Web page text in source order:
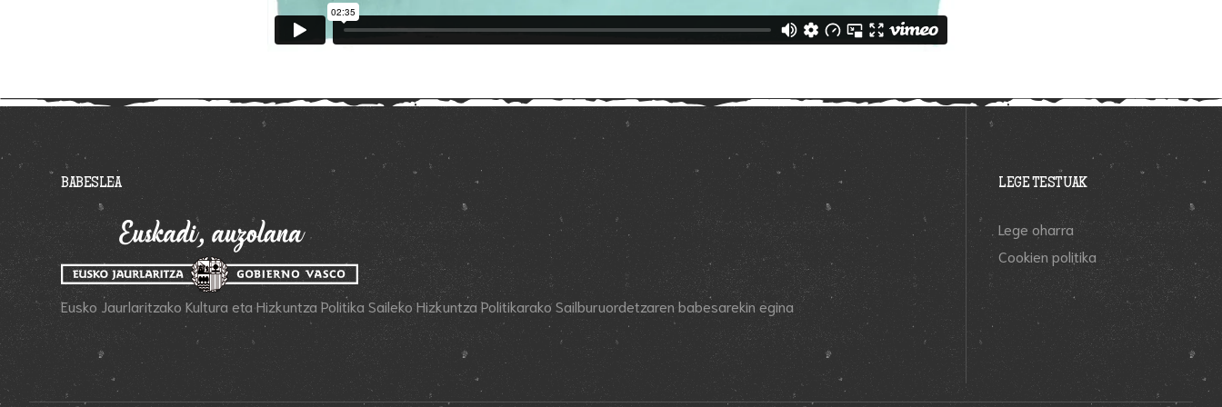
BABESLEA
Eusko Jaurlaritzako Kultura eta Hizkuntza Politika Saileko Hizkuntza Politikarako Sailburuordetzaren babesarekin egina
LEGE TESTUAK
Lege oharra
Cookien politika